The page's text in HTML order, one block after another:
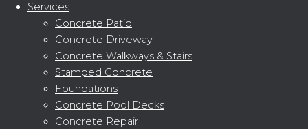
Services
Concrete Patio
Concrete Driveway
Concrete Walkways & Stairs
Stamped Concrete
Foundations
Concrete Pool Decks
Concrete Repair